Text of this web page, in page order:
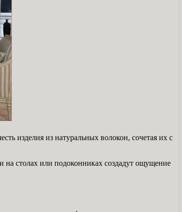
изделия из натуральных волокон, сочетая их с
столах или подоконниках создадут ощущение